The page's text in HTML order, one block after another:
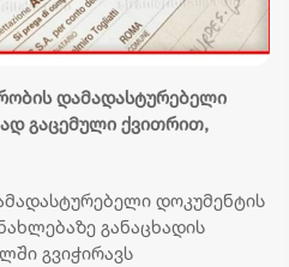
დამადასტურებელი
გაცემული ქვითრით,
დოკუმენტის
განაცხადის
გვიჭირავს